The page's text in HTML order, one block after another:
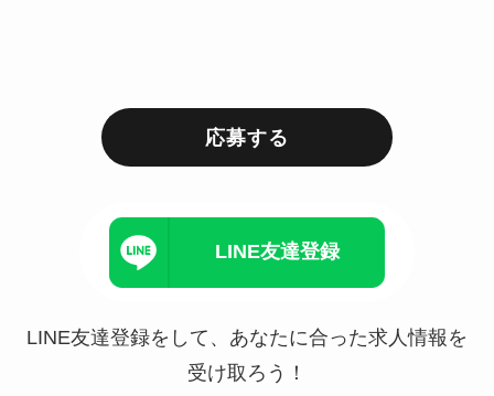
応募する
LINE友達登録
LINE友達登録をして、あなたに合った求人情報を
受け取ろう！